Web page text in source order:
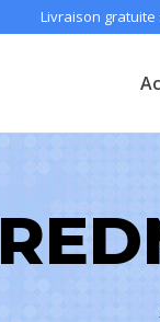
Livraison gratuite